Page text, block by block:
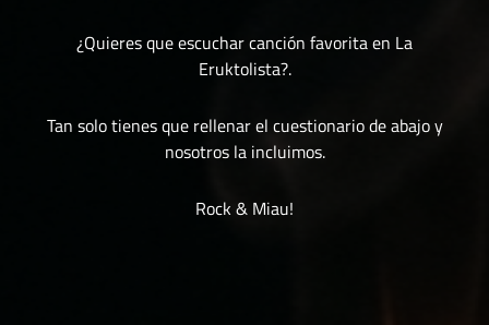
¿Quieres que escuchar canción favorita en La
Eruktolista?.
Tan solo tienes que rellenar el cuestionario de abajo y
nosotros la incluimos.
Rock & Miau!